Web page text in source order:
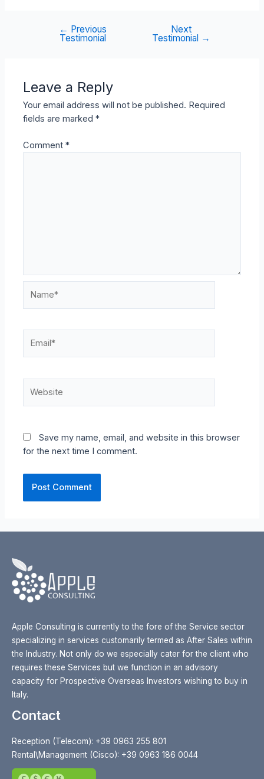
navigation
← Previous
Testimonial
Next
Testimonial →
Leave a Reply
Your email address will not be published. Required
fields are marked*
Comment*
Save my name, email, and website in this browser
for the next time I comment.
Apple Consulting is currently to the fore of the Service sector
specializing in services customarily termed as After Sales within
the Industry. Not only do we especially cater for the client who
requires these Services but we function in an advisory
capacity for Prospective Overseas Investors wishing to buy in
Italy.
Contact
Reception (Telecom): +39 0963 255 801
Rental\Management (Cisco): +39 0963 186 0044